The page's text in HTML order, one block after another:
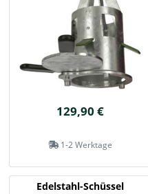
129,90 €
1-2 Werktage
Edelstahl-Schüssel